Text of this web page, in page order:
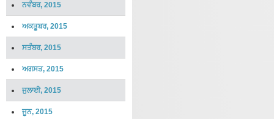
ਨਵੰਬਰ, 2015
ਅਕਤੂਬਰ, 2015
ਸਤੰਬਰ, 2015
ਅਗਸਤ, 2015
ਜੁਲਾਈ, 2015
ਜੂਨ, 2015